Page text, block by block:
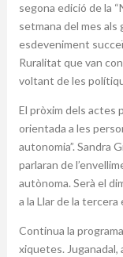
segona edició de la
setmana del mes als
esdeveniment
Ruralitat que van
voltant de les
El pròxim dels actes
orientada a les
autonomia”. Sandra
parlaran de
autònoma. Serà el
a la Llar de la
Continua la
xiquetes.